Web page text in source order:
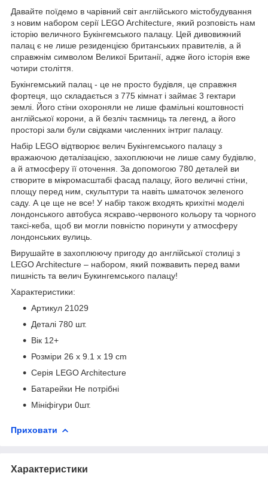
Давайте поїдемо в чарівний світ англійського містобудування
з новим набором серії LEGO Architecture, який розповість нам
історію величного Букінгемського палацу. Цей дивовижний
палац є не лише резиденцією британських правителів, а й
справжнім символом Великої Британії, адже його історія вже
чотири століття.
Букінгемський палац - це не просто будівля, це справжня
фортеця, що складається з 775 кімнат і займає 3 гектари
землі. Його стіни охороняли не лише фамільні коштовності
англійської корони, а й безліч таємниць та легенд, а його
просторі зали були свідками численних інтриг палацу.
Набір LEGO відтворює велич Букінгемського палацу з
вражаючою деталізацією, захоплюючи не лише саму будівлю,
а й атмосферу її оточення. За допомогою 780 деталей ви
створите в мікромасштабі фасад палацу, його величні стіни,
площу перед ним, скульптури та навіть шматочок зеленого
саду. А це ще не все! У набір також входять крихітні моделі
лондонського автобуса яскраво-червоного кольору та чорного
таксі-кеба, щоб ви могли повністю поринути у атмосферу
лондонських вулиць.
Вирушайте в захоплюючу пригоду до англійської столиці з
LEGO Architecture – набором, який пожвавить перед вами
пишність та велич Букингемського палацу!
Характеристики:
Артикул 21029
Деталі 780 шт.
Вік 12+
Розміри 26 x 9.1 x 19 cm
Серія LEGO Architecture
Батарейки Не потрібні
Мініфігури 0шт.
Приховати
Характеристики